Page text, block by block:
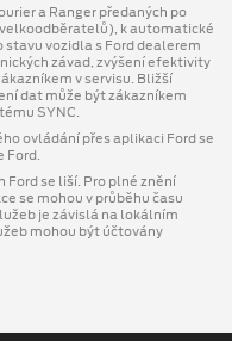
a Ranger předaných po
k automatické
vozidla s Ford dealerem
závad, zvýšení efektivity
v servisu. Bližší
dat může být zákazníkem
SYNC.
ovládání přes aplikaci Ford se
Ford.
se liší. Pro plné znění
se mohou v průběhu času
je závislá na lokálním
mohou být účtovány